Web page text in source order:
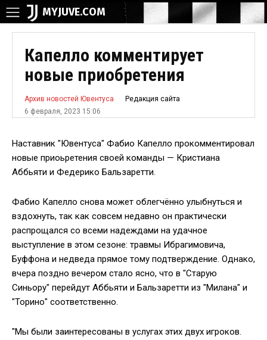
MYJUVE.COM
Капелло комментирует
новые приобретения
Архив новостей Ювентуса
Редакция сайта
6 февраля, 2023 15:06
Наставник "Ювентуса" Фабио Капелло прокомментировал
новые приоьретения своей команды — Кристиана
Аббьяти и Федерико Бальзаретти.
Фабио Капелло снова может облегчённо улыбнуться и
вздохнуть, так как совсем недавно он практически
распрощался со всеми надеждами на удачное
выступление в этом сезоне: травмы Ибрагимовича,
Буффона и недведа прямое тому подтверждение. Однако,
вчера поздно вечером стало ясно, что в "Старую
Синьору" перейдут Аббьяти и Бальзаретти из "Милана" и
"Торино" соответственно.
"Мы были заинтересованы в услугах этих двух игроков.